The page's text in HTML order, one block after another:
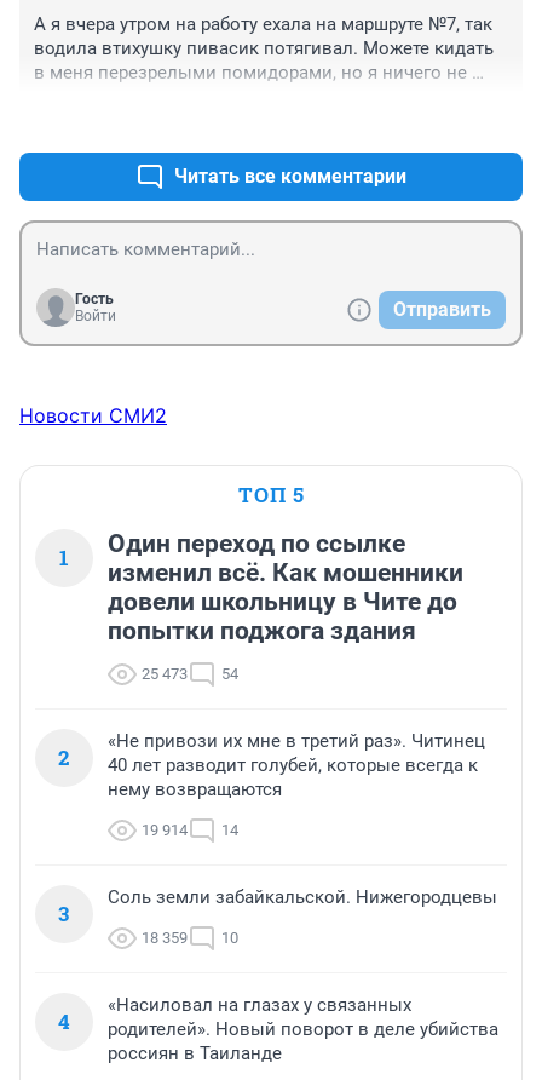
А я вчера утром на работу ехала на маршруте №7, так
водила втихушку пивасик потягивал. Можете кидать
в меня перезрелыми помидорами, но я ничего не
Читать все комментарии
Гость
Войти
Отправить
Новости СМИ2
ТОП 5
1
Один переход по ссылке
изменил всё. Как мошенники
довели школьницу в Чите до
попытки поджога здания
25 473 54
2
«Не привози их мне в третий раз». Читинец
40 лет разводит голубей, которые всегда к
нему возвращаются
19 914 14
3
Соль земли забайкальской. Нижегородцевы
18 359 10
4
«Насиловал на глазах у связанных
родителей». Новый поворот в деле убийства
россиян в Таиланде